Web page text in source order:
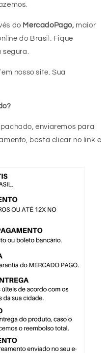
do MercadoPago, maior
do Brasil. Fique
em nosso site. Sua
enviaremos para
basta clicar no link e